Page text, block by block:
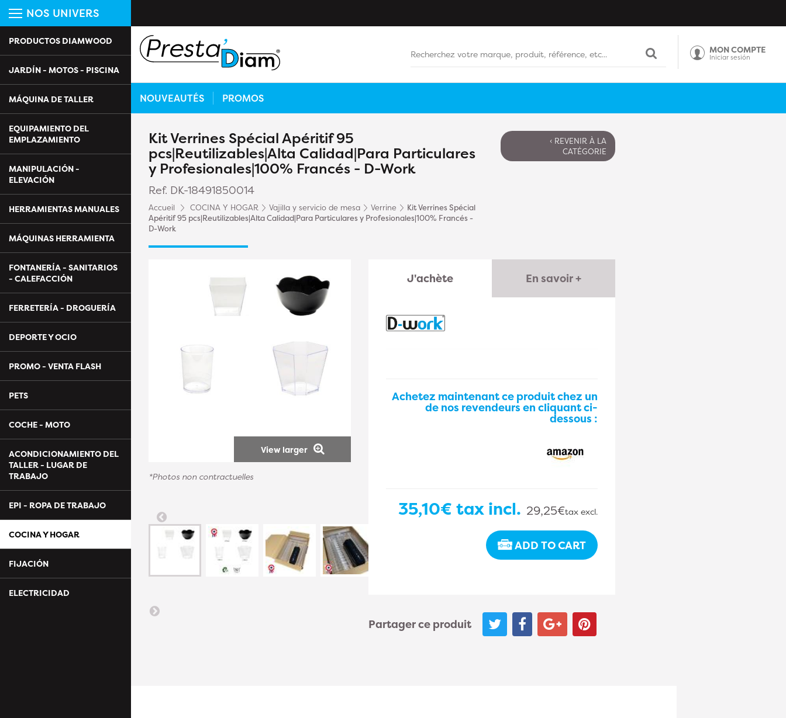
NOS UNIVERS
PRODUCTOS DIAMWOOD
JARDÍN - MOTOS - PISCINA
MÁQUINA DE TALLER
EQUIPAMIENTO DEL
EMPLAZAMIENTO
MANIPULACIÓN -
ELEVACIÓN
HERRAMIENTAS MANUALES
MÁQUINAS HERRAMIENTA
FONTANERÍA - SANITARIOS
- CALEFACCIÓN
FERRETERÍA - DROGUERÍA
DEPORTE Y OCIO
PROMO - VENTA FLASH
PETS
COCHE - MOTO
ACONDICIONAMIENTO DEL
TALLER - LUGAR DE
TRABAJO
EPI - ROPA DE TRABAJO
COCINA Y HOGAR
FIJACIÓN
ELECTRICIDAD
MON COMPTE
Iniciar sesión
NOUVEAUTÉS PROMOS
Kit Verrines Spécial Apéritif 95
pcs|Reutilizables|Alta Calidad|Para Particulares
y Profesionales|100% Francés - D-Work
Ref. DK-18491850014
Accueil COCINA Y HOGAR Vajilla y servicio de mesa Verrine
Kit Verrines Spécial
Apéritif 95 pcs|Reutilizables|Alta Calidad|Para Particulares y Profesionales|100% Francés -
D-Work
‹ REVENIR À LA
CATÉGORIE
View larger
*Photos non contractuelles
J'achète En savoir +
Achetez maintenant ce produit chez un
de nos revendeurs en cliquant ci-
dessous :
35,10€ tax incl. 29,25€tax excl.
ADD TO CART
Partager ce produit